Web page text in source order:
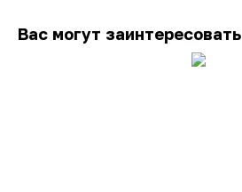
Вас могут заинтересовать